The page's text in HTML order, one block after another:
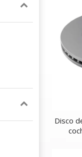
Disco